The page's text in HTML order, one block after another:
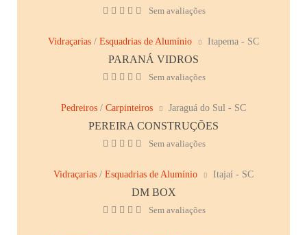
Sem avaliações
Vidraçarias / Esquadrias de Alumínio Itapema - SC
PARANÁ VIDROS
Sem avaliações
Pedreiros / Carpinteiros Jaraguá do Sul - SC
PEREIRA CONSTRUÇÕES
Sem avaliações
Vidraçarias / Esquadrias de Alumínio Itajaí - SC
DM BOX
Sem avaliações